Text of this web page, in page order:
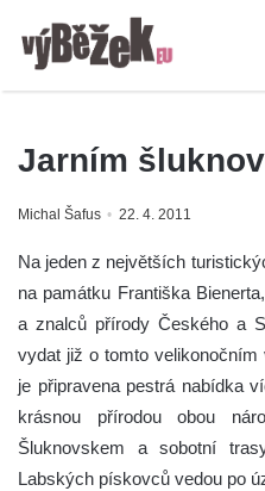
Jarním
Michal Šafus 22. 4. 2011
Na jeden z největších
na památku Františka
a znalců přírody Českého a
vydat již o tomto
je připravena pestrá nabídka
krásnou přírodou obou
Šluknovskem a sobotní
Labských pískovců vedou po